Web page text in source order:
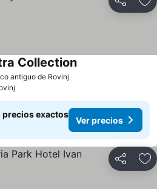
Compartir
antiguo de Rovinj
CollectionVer precios
precios exactos
Ver precios
Compartir